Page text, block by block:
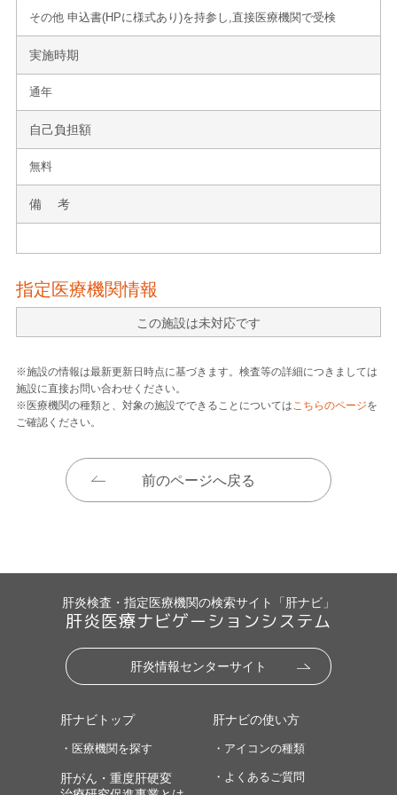
その他 申込書(HPに様式あり)を持参し,直接医療機関で受検
実施時期
通年
自己負担額
無料
備 考
指定医療機関情報
この施設は未対応です
※施設の情報は最新更新日時点に基づきます。検査等の詳細につきましては
施設に直接お問い合わせください。
※医療機関の種類と、対象の施設でできることについてはこちらのページを
ご確認ください。
前のページへ戻る
肝炎検査・指定医療機関の検索サイト「肝ナビ」
肝炎医療ナビゲーションシステム
肝炎情報センターサイト
肝ナビトップ
・医療機関を探す
肝がん・重度肝硬変
肝ナビの使い方
・アイコンの種類
・よくあるご質問